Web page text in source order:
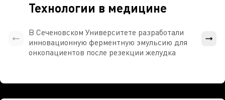
Технологии в медицине
В Сеченовском Университете разработали
инновационную ферментную эмульсию для
онкопациентов после резекции желудка